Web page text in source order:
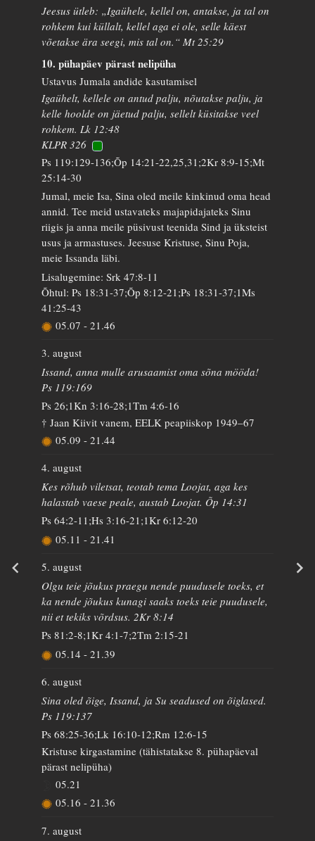
Jeesus ütleb: „Igaühele, kellel on, antakse, ja tal on
rohkem kui küllalt, kellel aga ei ole, selle käest
võetakse ära seegi, mis tal on.“ Mt 25:29
10. pühapäev pärast nelipüha
Ustavus Jumala andide kasutamisel
Igaühelt, kellele on antud palju, nõutakse palju, ja
kelle hoolde on jäetud palju, sellelt küsitakse veel
rohkem. Lk 12:48
KLPR 326
Ps 119:129-136;Õp 14:21-22,25,31;2Kr 8:9-15;Mt
25:14-30
Jumal, meie Isa, Sina oled meile kinkinud oma head
annid. Tee meid ustavateks majapidajateks Sinu
riigis ja anna meile püsivust teenida Sind ja üksteist
usus ja armastuses. Jeesuse Kristuse, Sinu Poja,
meie Issanda läbi.
Lisalugemine: Srk 47:8-11
Õhtul: Ps 18:31-37;Õp 8:12-21;Ps 18:31-37;1Ms
41:25-43
05.07 - 21.46
3. august
Issand, anna mulle arusaamist oma sõna mööda!
Ps 119:169
Ps 26;1Kn 3:16-28;1Tm 4:6-16
† Jaan Kiivit vanem, EELK peapiiskop 1949–67
05.09 - 21.44
4. august
Kes rõhub viletsat, teotab tema Loojat, aga kes
halastab vaese peale, austab Loojat. Õp 14:31
Ps 64:2-11;Hs 3:16-21;1Kr 6:12-20
05.11 - 21.41
5. august
Olgu teie jõukus praegu nende puudusele toeks, et
ka nende jõukus kunagi saaks toeks teie puudusele,
nii et tekiks võrdsus. 2Kr 8:14
Ps 81:2-8;1Kr 4:1-7;2Tm 2:15-21
05.14 - 21.39
6. august
Sina oled õige, Issand, ja Su seadused on õiglased.
Ps 119:137
Ps 68:25-36;Lk 16:10-12;Rm 12:6-15
Kristuse kirgastamine (tähistatakse 8. pühapäeval
pärast nelipüha)
05.21
05.16 - 21.36
7. august